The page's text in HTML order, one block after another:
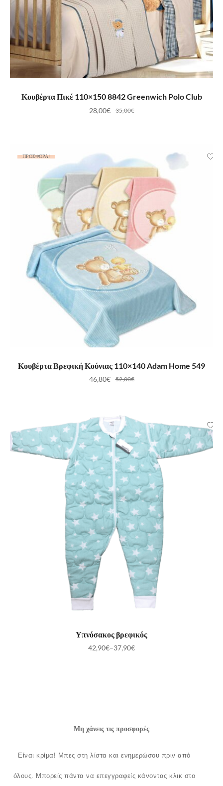
ΠΡΟΣΘΉΚΗ ΣΤΟ ΚΑΛΆΘΙ
Κουβέρτα Πικέ 110×150 8842 Greenwich Polo Club
35,00€
28,00€
ΠΡΟΣΦΟΡΆ!
ΕΠΙΛΟΓΉ
Κουβέρτα Βρεφική Κούνιας 110×140 Adam Home 549
52,00€
46,80€
ΕΠΙΛΟΓΉ
Υπνόσακος βρεφικός
37,90€
–
42,90€
Μη χάνεις τις προσφορές
Είναι κρίμα! Μπες στη λίστα και ενημερώσου πριν από
όλους. Μπορείς πάντα να επεγγραφείς κάνοντας κλικ στο